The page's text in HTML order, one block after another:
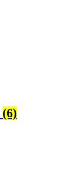
(6)